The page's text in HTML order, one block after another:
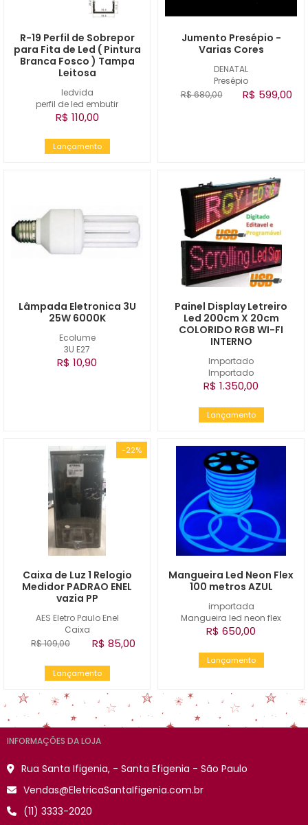
ledvida
perfil de led embutir
R-19 Perfil de Sobrepor
para Fita de Led ( Pintura
Branca Fosco ) Tampa
Leitosa
R$ 110,00
Lançamento
DENATAL
Presépio
Jumento Presépio -
Varias Cores
R$ 680,00 R$ 599,00
Ecolume
3U E27
Lâmpada Eletronica 3U
25W 6000K
R$ 10,90
Importado
Importado
Painel Display Letreiro
Led 200cm X 20cm
COLORIDO RGB WI-FI
INTERNO
R$ 1.350,00
Lançamento
-22%
AES Eletro Paulo Enel
Caixa
Caixa de Luz 1 Relogio
Medidor PADRAO ENEL
vazia PP
R$ 109,00 R$ 85,00
Lançamento
importada
Mangueira led neon flex
Mangueira Led Neon Flex
100 metros AZUL
R$ 650,00
Lançamento
INFORMAÇÕES DA LOJA
Rua Santa Ifigenia, - Santa Efigenia - São Paulo
Vendas@EletricaSantaIfigenia.com.br
(11) 3333-2020